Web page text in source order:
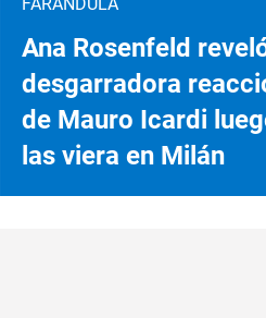
Ana Rosenfeld
desgarradora
de Mauro Icardi
las viera en Milán